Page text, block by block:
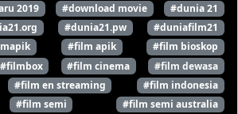
2019
#download movie
#dunia 21
#dunia21.pw
#duniafilm21
#film apik
#film bioskop
#filmbox #film cinema
#film dewasa
#film en streaming
#film indonesia
#film semi
#film semi australia